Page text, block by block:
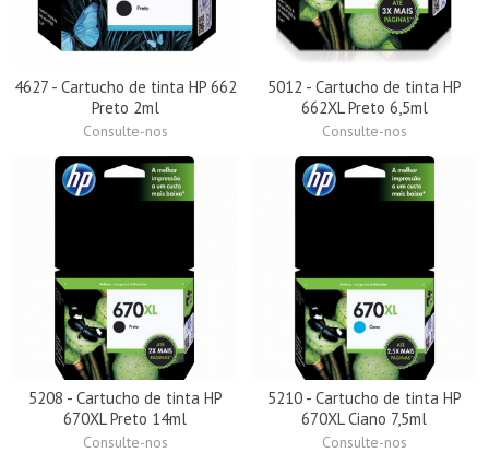
4627 - Cartucho de tinta HP 662
Preto 2ml
Consulte-nos
5012 - Cartucho de tinta HP
662XL Preto 6,5ml
Consulte-nos
5208 - Cartucho de tinta HP
670XL Preto 14ml
Consulte-nos
5210 - Cartucho de tinta HP
670XL Ciano 7,5ml
Consulte-nos